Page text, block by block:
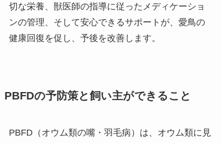
切な栄養、獣医師の指導に従ったメディケーショ
ンの管理、そして安心できるサポートが、愛鳥の
健康回復を促し、予後を改善します。
PBFDの予防策と飼い主ができること
PBFD（オウム類の嘴・羽毛病）は、オウム類に見